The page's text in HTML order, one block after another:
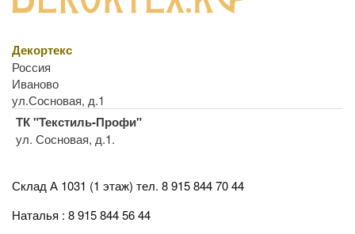
Декортекс
Россия
Иваново
ул.Сосновая, д.1
ТК "Текстиль-Профи"
ул. Сосновая, д.1.
Склад А 1031 (1 этаж) тел. 8 915 844 70 44
Наталья : 8 915 844 56 44